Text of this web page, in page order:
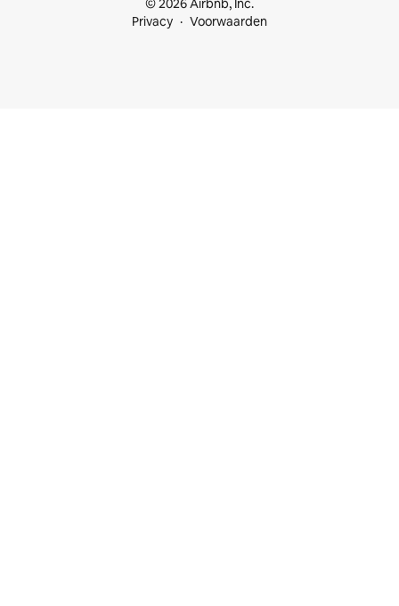
© 2026 Airbnb, Inc.
Privacy
Voorwaarden